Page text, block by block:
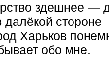
здешнее —
далёкой стороне
Харьков
обо мне.